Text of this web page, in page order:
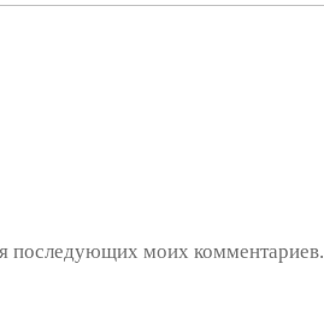
последующих моих комментариев.